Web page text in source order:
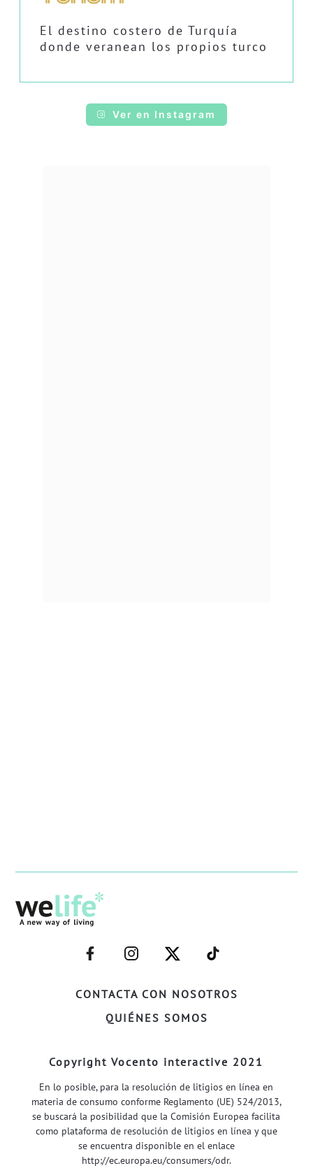
El destino costero de Turquía
donde veranean los propios turco
Ver en Instagram
CONTACTA CON NOSOTROS
QUIÉNES SOMOS
–
FACEBOOK–
–
INSTAGRAM–
–
TWITTER–
–
WELIFE–
Copyright Vocento interactive 2021
En lo posible, para la resolución de litigios en línea en
materia de consumo conforme Reglamento (UE) 524/2013,
se buscará la posibilidad que la Comisión Europea facilita
como plataforma de resolución de litigios en línea y que
se encuentra disponible en el enlace
http://ec.europa.eu/consumers/odr.